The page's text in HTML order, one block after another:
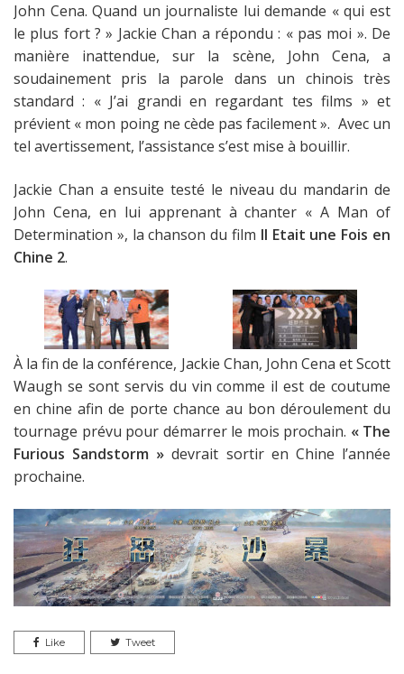
John Cena. Quand un journaliste lui demande « qui est
le plus fort ? » Jackie Chan a répondu : « pas moi ». De
manière inattendue, sur la scène, John Cena, a
soudainement pris la parole dans un chinois très
standard : « J’ai grandi en regardant tes films » et
prévient « mon poing ne cède pas facilement ». Avec un
tel avertissement, l’assistance s’est mise à bouillir.
Jackie Chan a ensuite testé le niveau du mandarin de
John Cena, en lui apprenant à chanter « A Man of
Determination », la chanson du film Il Etait une Fois en
Chine 2.
À la fin de la conférence, Jackie Chan, John Cena et Scott
Waugh se sont servis du vin comme il est de coutume
en chine afin de porte chance au bon déroulement du
tournage prévu pour démarrer le mois prochain. « The
Furious Sandstorm » devrait sortir en Chine l’année
prochaine.
Like Tweet